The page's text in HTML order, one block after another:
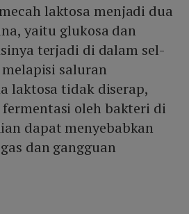
laktosa menjadi dua
yaitu glukosa dan
terjadi di dalam sel-
saluran
laktosa tidak diserap,
oleh bakteri di
dapat menyebabkan
dan gangguan